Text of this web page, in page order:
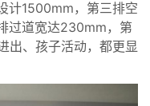
计1500mm，第三排空
过道宽达230mm，第
出、孩子活动，都更显